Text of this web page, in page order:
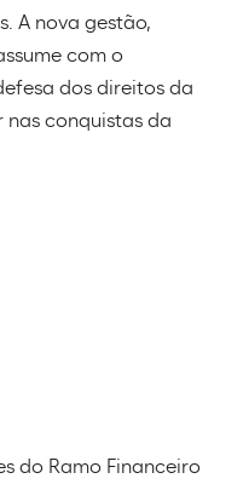
A nova gestão,
com o
dos direitos da
conquistas da
do Ramo Financeiro